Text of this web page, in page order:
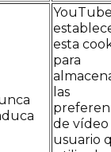
esta
para
las
de
usuario